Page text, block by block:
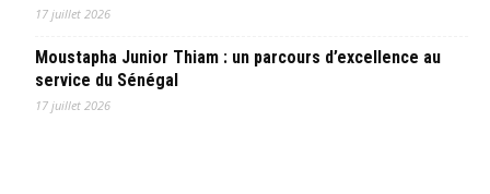
17 juillet 2026
Moustapha Junior Thiam : un parcours d’excellence au
service du Sénégal
17 juillet 2026